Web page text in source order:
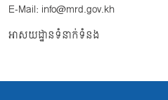
E-Mail: info@mrd.gov.kh
អាសយដ្ឋានទំនាក់ទំនង